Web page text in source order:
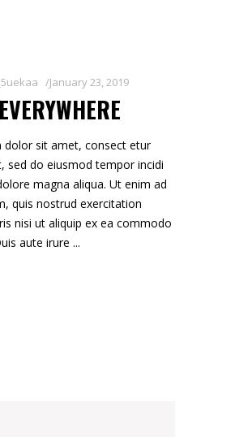
January 23, 2019
dolor sit amet, consect etur
sed do eiusmod tempor incidi
magna aliqua. Ut enim ad
quis nostrud exercitation
nisi ut aliquip ex ea commodo
aute irure